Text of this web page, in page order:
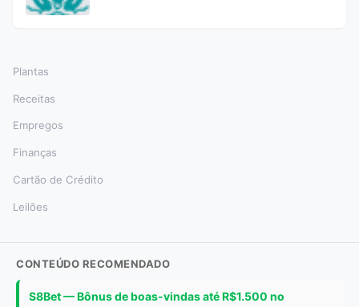
Plantas
Receitas
Empregos
Finanças
Cartão de Crédito
Leilões
CONTEÚDO RECOMENDADO
S8Bet — Bônus de boas-vindas até R$1.500 no